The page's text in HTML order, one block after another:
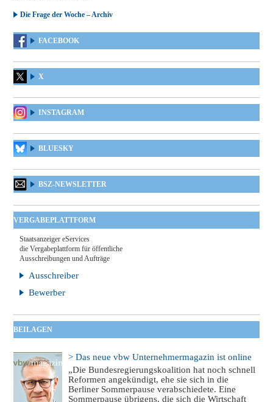
Die Frage der Woche – Archiv
FACEBOOK
X
INSTAGRAM
BLUESKY
BSZ-NEWSLETTER
VERGABEPLATTFORM
Staatsanzeiger eServices
die Vergabeplattform für öffentliche
Ausschreibungen und Aufträge
Ausschreiber
Bewerber
BEILAGEN
> Das neue vbw Unternehmermagazin ist online
„Die Bundesregierungskoalition hat noch schnell
Reformen angekündigt, ehe sie sich in die
Berliner Sommerpause verabschiedete. Eine
Sommerpause übrigens, die sich die Wirtschaft